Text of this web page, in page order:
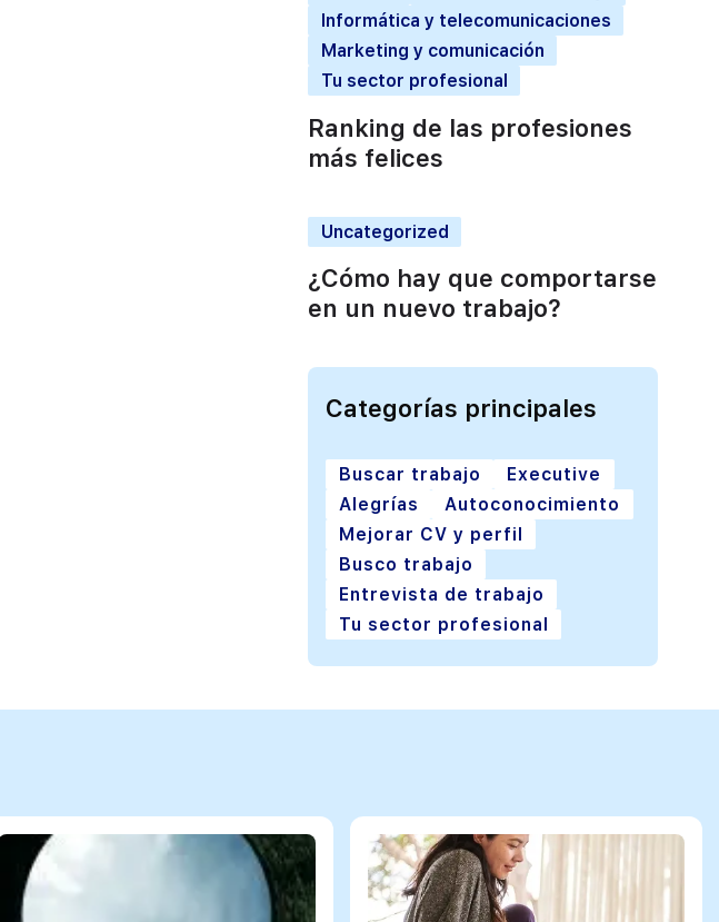
Informática y telecomunicaciones
Marketing y comunicación
Tu sector profesional
Ranking de las profesiones
más felices
Uncategorized
¿Cómo hay que comportarse
en un nuevo trabajo?
Categorías principales
Buscar trabajo
Executive
Alegrías
Autoconocimiento
Mejorar CV y perfil
Busco trabajo
Entrevista de trabajo
Tu sector profesional